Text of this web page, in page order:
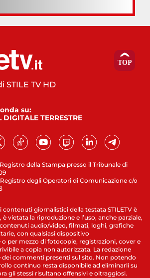
della Stampa presso il Tribunale di
degli Operatori di Comunicazione c/o
STILE TV HD
su:
TERRESTRE
contenuti giornalistici della testata STILETV è
vietata la riproduzione e l’uso, anche parziale,
audio/video, filmati, loghi, grafiche
con qualsiasi dispositivo
per mezzo di fotocopie, registrazioni, cover e
a copia non autorizzata. La redazione
dei commenti presenti sul sito. Non potendo
continuo resta disponibile ad eliminarli su
gli stessi risultano offensivi e oltraggiosi.